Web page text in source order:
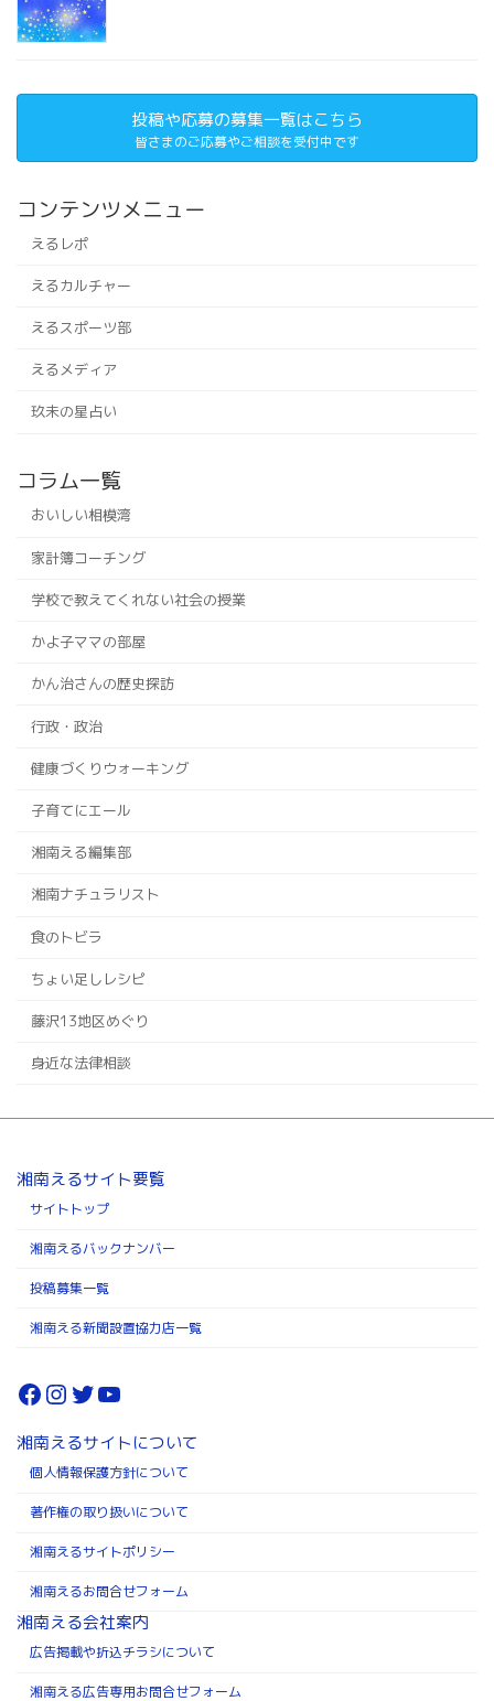
投稿や応募の募集一覧はこちら
皆さまのご応募やご相談を受付中です
コンテンツメニュー
えるレポ
えるカルチャー
えるスポーツ部
えるメディア
玖未の星占い
コラム一覧
おいしい相模湾
家計簿コーチング
学校で教えてくれない社会の授業
かよ子ママの部屋
かん治さんの歴史探訪
行政・政治
健康づくりウォーキング
子育てにエール
湘南える編集部
湘南ナチュラリスト
食のトビラ
ちょい足しレシピ
藤沢13地区めぐり
身近な法律相談
湘南えるサイト要覧
サイトトップ
湘南えるバックナンバー
投稿募集一覧
湘南える新聞設置協力店一覧
Facebook
Instagram
Twitter
YouTube
湘南えるサイトについて
個人情報保護方針について
著作権の取り扱いについて
湘南えるサイトポリシー
湘南えるお問合せフォーム
湘南える会社案内
広告掲載や折込チラシについて
湘南える広告専用お問合せフォーム